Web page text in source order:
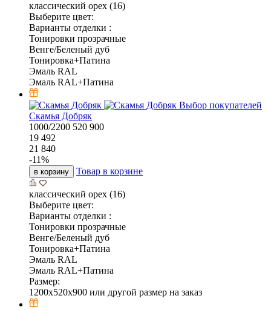
классический орех (16)
Выберите цвет:
Варианты отделки :
Тонировки прозрачные
Венге/Беленый дуб
Тонировка+Патина
Эмаль RAL
Эмаль RAL+Патина
Выбор покупателей
Скамья Добряк
1000/2200 520 900
19 492
21 840
-11%
в корзину Товар в корзине
классический орех (16)
Выберите цвет:
Варианты отделки :
Тонировки прозрачные
Венге/Беленый дуб
Тонировка+Патина
Эмаль RAL
Эмаль RAL+Патина
Размер:
1200x520x900 или другой размер на заказ